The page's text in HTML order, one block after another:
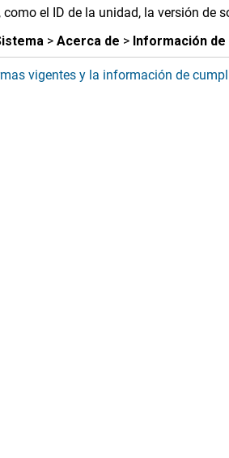
el ID de la unidad, la versión de
> Acerca de > Información
vigentes y la información de